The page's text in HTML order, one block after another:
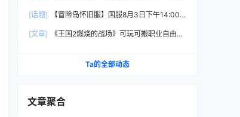
[话题]
【冒险岛怀旧服】国服8月3日下午14:00
[文章]
《王国2燃烧的战场》可玩可搬职业自由，
Ta的全部动态
文章聚合